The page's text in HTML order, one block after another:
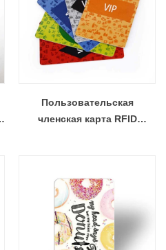
Пользовательская
членская карта RFID